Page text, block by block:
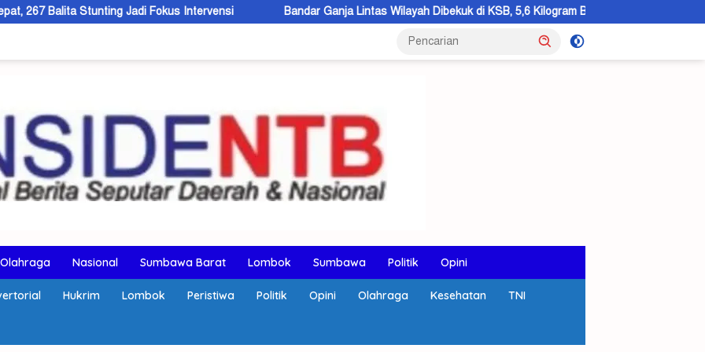
Jadi Fokus Intervensi Bandar Ganja Lintas Wilayah Dibekuk di KSB, 5,6 Kilogram Barang Bukti Disita
Olahraga Nasional Sumbawa Barat Lombok Sumbawa Politik Opini
Hukrim Lombok Peristiwa Politik Opini Olahraga Kesehatan TNI